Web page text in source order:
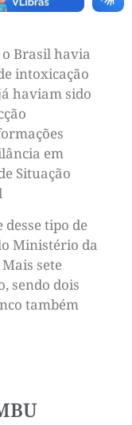
Brasil havia
intoxicação
haviam sido
em
Situação
tipo de
Ministério da
sete
sendo dois
também